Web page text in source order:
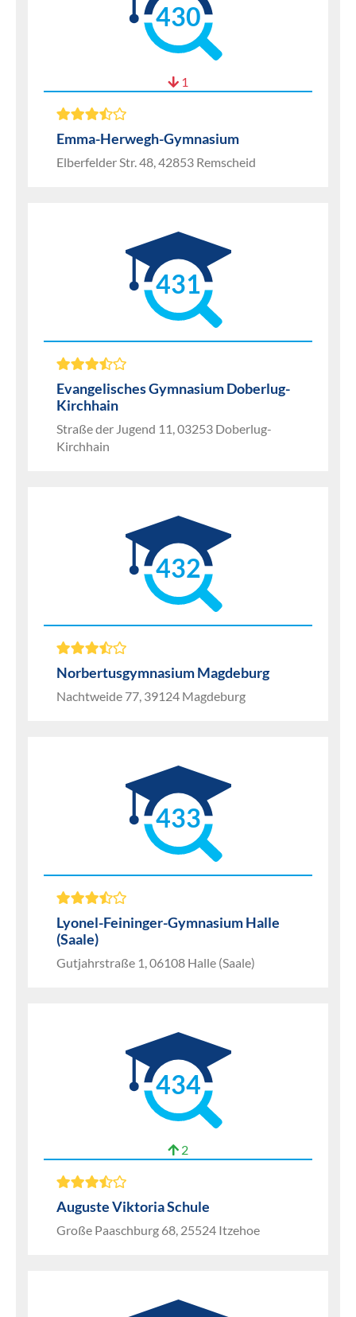
430
1
Emma-Herwegh-Gymnasium
Elberfelder Str. 48, 42853 Remscheid
431
Evangelisches Gymnasium Doberlug-
Kirchhain
Straße der Jugend 11, 03253 Doberlug-
Kirchhain
432
Norbertusgymnasium Magdeburg
Nachtweide 77, 39124 Magdeburg
433
Lyonel-Feininger-Gymnasium Halle
(Saale)
Gutjahrstraße 1, 06108 Halle (Saale)
434
2
Auguste Viktoria Schule
Große Paaschburg 68, 25524 Itzehoe